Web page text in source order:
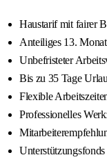
Haustarif mit fairer
Anteiliges 13.
Unbefristeter
Bis zu 35 Tage
Flexible
Professionelles